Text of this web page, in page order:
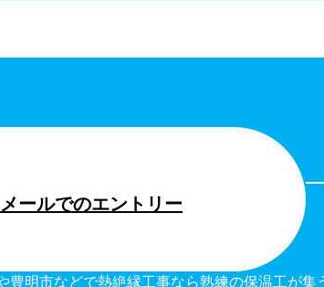
メールでのエントリー